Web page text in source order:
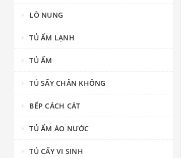
LÒ NUNG
TỦ ẤM LẠNH
TỦ ẤM
TỦ SẤY CHÂN KHÔNG
BẾP CÁCH CÁT
TỦ ẤM ÁO NƯỚC
TỦ CẤY VI SINH